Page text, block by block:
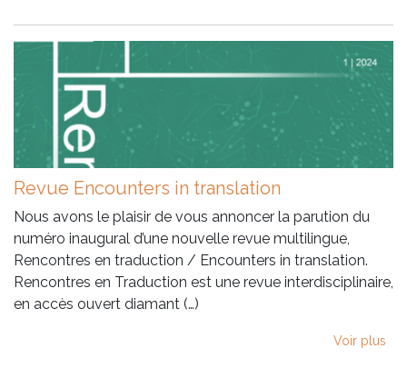
Revue Encounters in translation
Nous avons le plaisir de vous annoncer la parution du
numéro inaugural d’une nouvelle revue multilingue,
Rencontres en traduction / Encounters in translation.
Rencontres en Traduction est une revue interdisciplinaire,
en accès ouvert diamant (…)
Voir plus